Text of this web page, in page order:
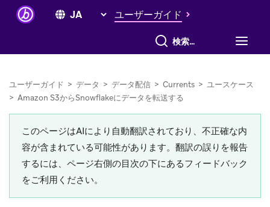
ユーザーガイド
すべて検索
ユーザーガイド > データ > データ配信 > Currents > ユースケース
> Amazon S3からSnowflakeにデータを転送する
このページはAIにより自動翻訳されており、不正確な内
容が含まれている可能性があります。翻訳の誤りを報告
するには、ページ右側の目次の下にあるフィードバック
をご利用ください。